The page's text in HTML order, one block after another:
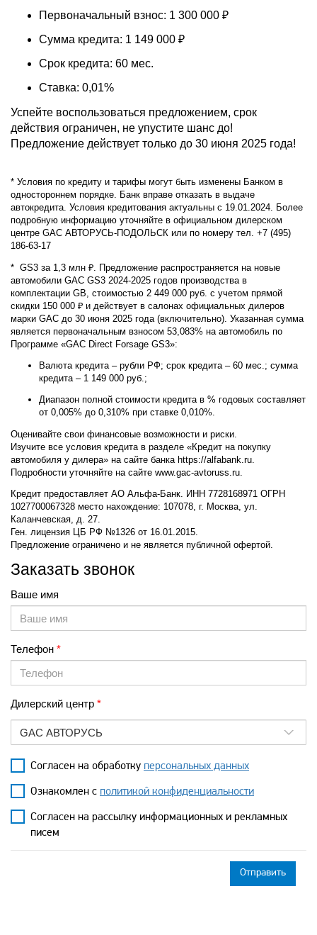
Первоначальный взнос: 1 300 000 ₽
Сумма кредита: 1 149 000 ₽
Срок кредита: 60 мес.
Ставка: 0,01%
Успейте воспользоваться предложением, срок
действия ограничен, не упустите шанс до!
Предложение действует только до 30 июня 2025 года!
* Условия по кредиту и тарифы могут быть изменены Банком в
одностороннем порядке. Банк вправе отказать в выдаче
автокредита. Условия кредитования актуальны с 19.01.2024. Более
подробную информацию уточняйте в официальном дилерском
центре GAC АВТОРУСЬ-ПОДОЛЬСК или по номеру тел. +7 (495)
186-63-17
* GS3 за 1,3 млн ₽. Предложение распространяется на новые
автомобили GAC GS3 2024-2025 годов производства в
комплектации GB, стоимостью 2 449 000 руб. с учетом прямой
скидки 150 000 ₽ и действует в салонах официальных дилеров
марки GAC до 30 июня 2025 года (включительно). Указанная сумма
является первоначальным взносом 53,083% на автомобиль по
Программе «GAC Direct Forsage GS3»:
Валюта кредита – рубли РФ; срок кредита – 60 мес.; сумма
кредита – 1 149 000 руб.;
Диапазон полной стоимости кредита в % годовых составляет
от 0,005% до 0,310% при ставке 0,010%.
Оценивайте свои финансовые возможности и риски.
Изучите все условия кредита в разделе «Кредит на покупку
автомобиля у дилера» на сайте банка https://alfabank.ru.
Подробности уточняйте на сайте www.gac-avtoruss.ru.
Кредит предоставляет АО Альфа-Банк. ИНН 7728168971 ОГРН
1027700067328 место нахождение: 107078, г. Москва, ул.
Каланчевская, д. 27.
Ген. лицензия ЦБ РФ №1326 от 16.01.2015.
Предложение ограничено и не является публичной офертой.
Заказать звонок
Ваше имя
Телефон
Дилерский центр
GAC АВТОРУСЬ
Согласен на обработку персональных данных
Ознакомлен с политикой конфиденциальности
Согласен на рассылку информационных и рекламных
писем